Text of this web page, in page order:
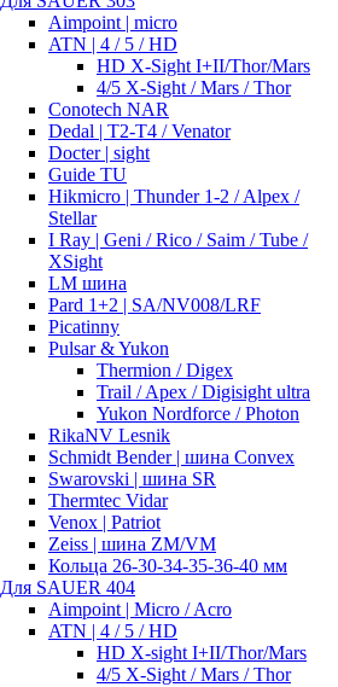
Aimpoint | micro
ATN | 4 / 5 / HD
HD X-Sight I+II/Thor/Mars
4/5 X-Sight / Mars / Thor
Conotech NAR
Dedal | T2-T4 / Venator
Docter | sight
Guide TU
Hikmicro | Thunder 1-2 / Alpex /
Stellar
I Ray | Geni / Rico / Saim / Tube /
XSight
LM шина
Pard 1+2 | SA/NV008/LRF
Picatinny
Pulsar & Yukon
Thermion / Digex
Trail / Apex / Digisight ultra
Yukon Nordforce / Photon
RikaNV Lesnik
Schmidt Bender | шина Convex
Swarovski | шина SR
Thermtec Vidar
Venox | Patriot
Zeiss | шина ZM/VM
Кольца 26-30-34-35-36-40 мм
Для SAUER 404
Aimpoint | Micro / Acro
ATN | 4 / 5 / HD
HD X-sight I+II/Thor/Mars
4/5 X-Sight / Mars / Thor